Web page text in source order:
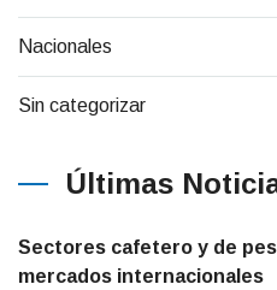
Nacionales
Sin categorizar
Últimas
Sectores cafetero y de
mercados internacionales